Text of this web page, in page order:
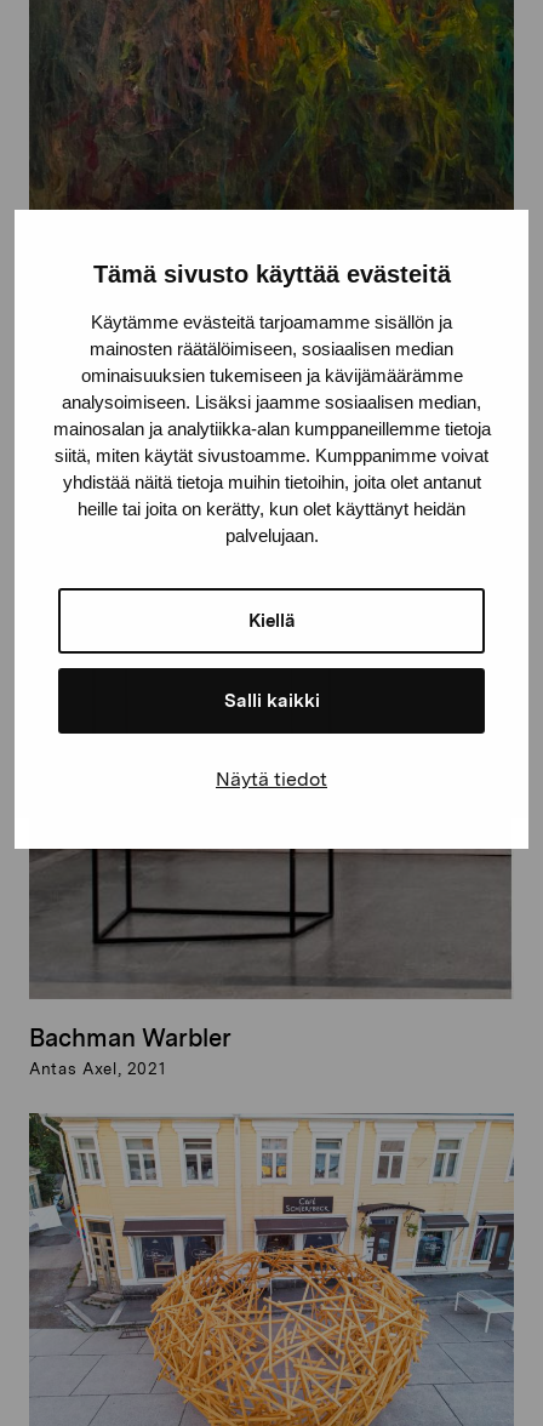
Tämä sivusto käyttää evästeitä
Käytämme evästeitä tarjoamamme sisällön ja
mainosten räätälöimiseen, sosiaalisen median
ominaisuuksien tukemiseen ja kävijämäärämme
analysoimiseen. Lisäksi jaamme sosiaalisen median,
mainosalan ja analytiikka-alan kumppaneillemme tietoja
siitä, miten käytät sivustoamme. Kumppanimme voivat
yhdistää näitä tietoja muihin tietoihin, joita olet antanut
heille tai joita on kerätty, kun olet käyttänyt heidän
palvelujaan.
Kiellä
Salli kaikki
Näytä tiedot
Lindström Amanda, 2021
Bachman Warbler
Antas Axel, 2021